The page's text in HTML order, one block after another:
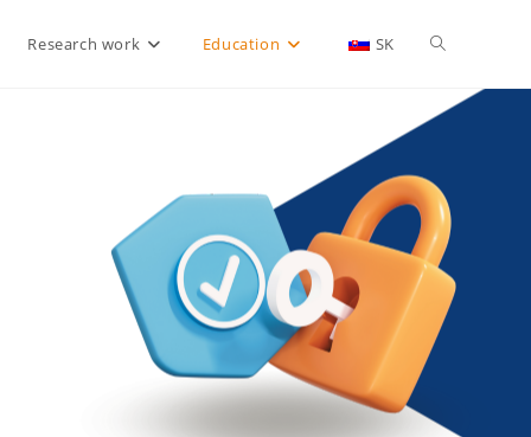
Research work Education SK